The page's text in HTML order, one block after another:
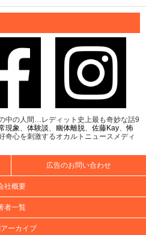
中の人間…レディット史上最も奇妙な話9
現象、 体験談、 幽体離脱、 佐藤Kay、怖
奇心を刺激するオカルトニュースメディ
広告のお問い合わせ
社概要
者一覧
アーカイブ